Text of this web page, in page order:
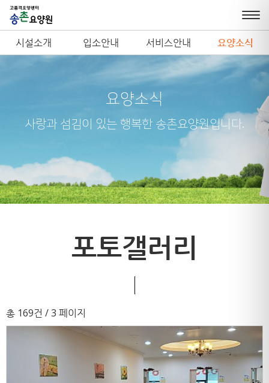
시설소개 입소안내 서비스안내 요양소식
요양소식
사랑과 섬김이 있는 행복한 송촌요양원입니다.
포토갤러리
총 169건 / 3 페이지